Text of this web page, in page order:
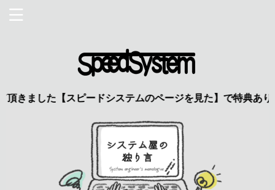
【スピードシステムのページを見た】で特典あり 興味の